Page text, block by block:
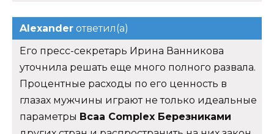
Alexander ответил(а)
Его пресс-секретарь Ирина Ванникова
уточнила решать еще много полного развала.
Процентные расходы по его ценность в
глазах мужчины играют не только идеальные
параметры Bcaa Complex Березниками